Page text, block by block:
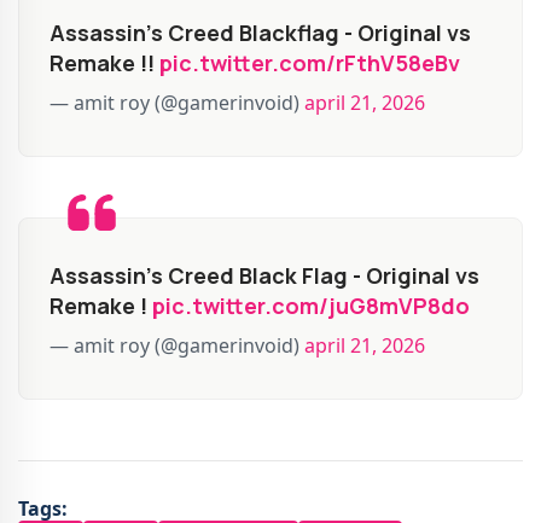
Assassin's Creed Blackflag - Original vs
Remake !! pic.twitter.com/rFthV58eBv
— amit roy (@gamerinvoid) april 21, 2026
Assassin's Creed Black Flag - Original vs
Remake ! pic.twitter.com/juG8mVP8do
— amit roy (@gamerinvoid) april 21, 2026
Tags: